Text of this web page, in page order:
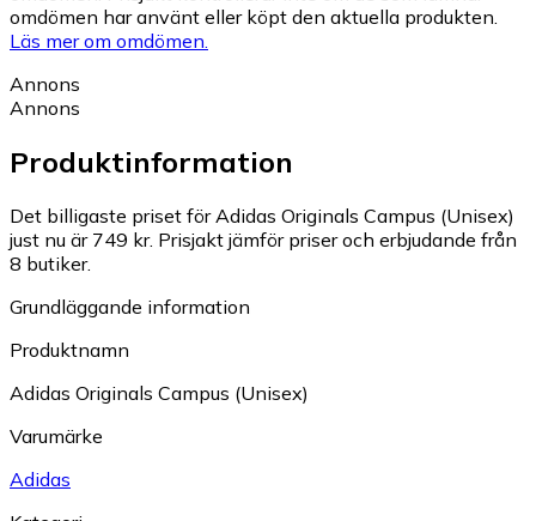
omdömen har använt eller köpt den aktuella produkten.
Läs mer om omdömen.
Annons
Annons
Produktinformation
Det billigaste priset för Adidas Originals Campus (Unisex)
just nu är 749 kr. Prisjakt jämför priser och erbjudande från
8 butiker.
Grundläggande information
Produktnamn
Adidas Originals Campus (Unisex)
Varumärke
Adidas